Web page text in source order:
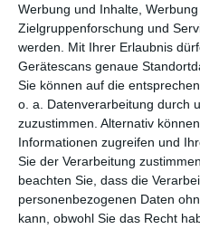
Werbung und Inhalte,
Zielgruppenforschung und
werden.
Mit Ihrer Erlaubnis
über Gerätescans genaue
abfragen. Sie können auf die
klicken, um der o. a.
Partner zuzustimmen.
Informationen zugreifen und
Sie der Verarbeitung
beachten Sie, dass die
personenbezogenen Daten
kann, obwohl Sie das Recht
Abenteuern.Während Mama
auf sie zu haben, schließen sie
Robbenbaby und einem
der Vater von Mishka und
und eine große Aufgabe wartet
bereitgestellt von: PLAION
82152 Planegg/München
Genre: Movie
Regie:Chikao Katsui
Darsteller:
N/A, Kaneta